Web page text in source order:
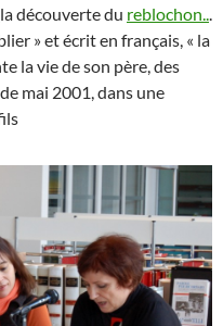
la découverte du reblochon...
» et écrit en français, « la
la vie de son père, des
mai 2001, dans une